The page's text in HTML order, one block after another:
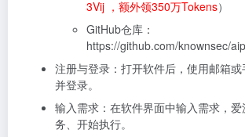
3Vij ，额外领350万Tokens）
GitHub仓库：
https://github.com/knownsec/
注册与登录：打开软件后，使用邮箱
并登录。
输入需求：在软件界面中输入需求，
务、开始执行。